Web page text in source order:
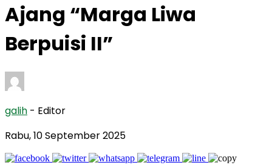
Ajang “Marga Liwa
Berpuisi II”
galih - Editor
Rabu, 10 September 2025